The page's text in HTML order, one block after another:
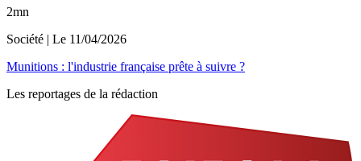
2mn
Société | Le 11/04/2026
Munitions : l'industrie française prête à suivre ?
Les reportages de la rédaction